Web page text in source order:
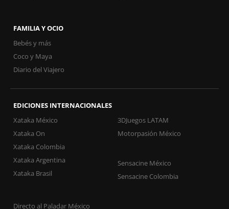
FAMILIA Y OCIO
Bebés y más
Coco y Maya
Diario del Viajero
EDICIONES INTERNACIONALES
Xataka México
Xataka On
Xataka Colombia
Xataka Argentina
Xataka Brasil
3DJuegos LATAM
Motorpasión México
Sensacine México
Sensacine Colombia
Directo al Paladar México